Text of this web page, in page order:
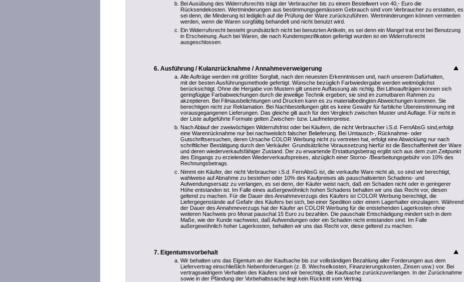
Bei Ausübung des Widerrufsrechts trägt der Verbraucher bis zu einem Bestellwert von 40,- Euro die
Rücksendekosten. Wertminderungen aus bestimmungsgemässem Gebrauch sind vom Verbraucher zu erstatten, es
sei denn, die Minderung ist lediglich auf die Prüfung der Ware zurückzuführen. Wertminderungen können vermieden
werden, wenn die Waren sorgfältig behandelt und nicht benutzt wird.
Ein Widerrufsrecht besteht grundsätzlich nicht bei benutzten Artikeln, es sei denn ein Mangel trat erst bei Benutzung
in Erscheinung. Auch bei Waren, die nach Kundenspezifikation gefertigt wurden ist ein Widerrufsrecht
ausgeschlossen.
Ausführung / Kulanzrücknahme / Annahmeverweigerung
Alle Aufträge werden mit größter Sorgfalt, nach den neuesten Erkenntnissen und, nach unserem Dafürhalten,
mit der besten Ausführungsmethode gefertigt. Wünsche bezüglich Farbwiedergabe werden weitmöglichst
berücksichtigt. Ohne die Hergabe von Mustern gilt unsere Auffassung als richtig. Bei Lithoaufträgen können sich
geringfügige Farbabweichungen durch die jeweilige Technik ergeben; sie sind im zumutbaren Rahmen zu
akzeptieren. Bei Filmausbelichtungen und Drucken kann es zu materialbedingten Abweichungen kommen. Sie
berechtigen nicht zur Reklamation. Bei Nachbestellungen gibt es keine Gewähr für farbliche Übereinstimmung mit
vorausgegangenen Lieferungen. Das gleiche gilt auch für den Vergleich zwischen Muster und Auflage. Für nicht in
der Liste aufgeführte Formate gelten Zwischen- bzw. Laufmeterpreise.
Nach Ablauf der zweiwöchigen Widerrufsfrist oder bei Käufern, die nicht Verbraucher i.S.d. FernAbsG sind,erfolgt
eine Warenrücknahme nur bei nachweislich falscher Belieferung. Bei Umtausch-, Rücknahme- oder
Gutschriftsersuchen, deren Ursache COLOR Werbung nicht zu vertreten hat, erfolgt eine Abwicklung nur nach
schriftlicher Bestätigung durch den Verkäufer. Grundsätzliche Voraussetzung hierfür ist die Beschaffenheit der Ware
und deren wiederverkaufsfähiger Zustand. Der zu erwartende Erstattungsbetrag ergibt sich aus dem zum Zeitpunkt
des Eingangs zu erzielenden Wiederverkaufspreises, abzüglich einer Storno- /Bearbeitungsgebühr von 10% des
Rechnungsbetrags.
Nimmt ein Käufer, der nicht Verbraucher i.S.d. FernAbsG ist, die verkaufte Ware nicht ab, so sind wir berechtigt,
wahlweise auf Abnahme zu bestehen oder 10% des Kaufpreises als pauschalisierten Schadens- und
Aufwendungsersatz zu verlangen, es sei denn, der Käufer weist nach, daß ein Schaden nicht oder in geringerer
Höhe entstanden ist. Im Falle eines außergewöhnlich hohen Schadens behalten wir uns das Recht vor, diesen
geltend zu machen. Für die Dauer des Annahmeverzugs des Käufers ist COLOR Werbung berechtigt, die
Liefergegenstände auf Gefahr des Käufers bei sich, bei einer Spedition oder einem Lagerhalter einzulagern. Während
der Dauer des Annahmeverzugs hat der Käufer an COLOR Werbung für die entstehenden Lagerkosten ohne
weiteren Nachweis pro Monat pauschal 15 Euro zu bezahlen. Die pauschale Entschädigung mindert sich in dem
Maße, wie der Kunde nachweist, daß Aufwendungen oder ein Schaden nicht entstanden sind. Im Falle
außergewöhnlich hoher Lagerkosten, behalten wir uns das Recht vor, diese geltend zu machen.
Eigentumsvorbehalt
Wir behalten uns das Eigentum an der Kaufsache bis zur vollständigen Bezahlung aller Forderungen aus dem
Liefervertrag einschließlich Nebenforderungen (z. B. Wechselkosten, Finanzierungskosten, Zinsen usw.) vor. Bei
vertragswidrigem Verhalten des Käufers sind wir berechtigt, die Kaufsache zurückzuverlangen. In der Zurücknahme
sowie in der Pfändung der Vorbehaltssache liegt kein Rücktritt vom Vertrag.